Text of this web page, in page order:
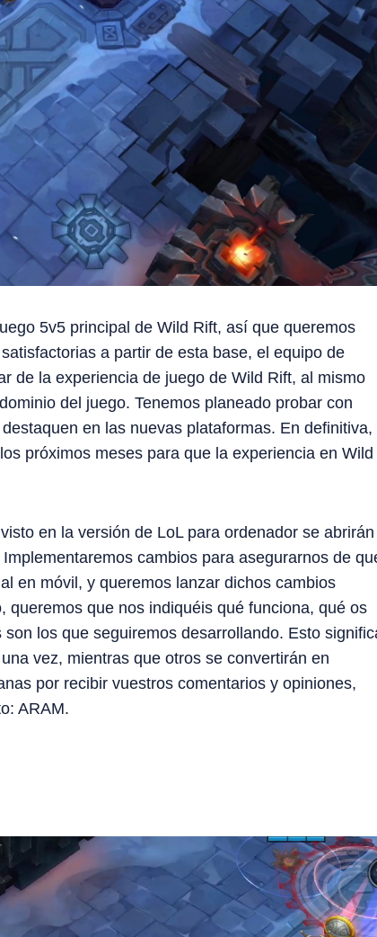
5v5 principal de Wild Rift, así que queremos
a partir de esta base, el equipo de
de la experiencia de juego de Wild Rift, al mismo
del juego. Tenemos planeado probar con
en las nuevas plataformas. En definitiva,
próximos meses para que la experiencia en Wild
en la versión de LoL para ordenador se abrirán
cambios para asegurarnos de
en móvil, y queremos lanzar dichos cambios
que nos indiquéis qué funciona, qué os
los que seguiremos desarrollando. Esto
vez, mientras que otros se convertirán en
por recibir vuestros comentarios y opiniones,
ARAM.